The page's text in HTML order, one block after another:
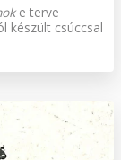
e terve
készült csúccsal